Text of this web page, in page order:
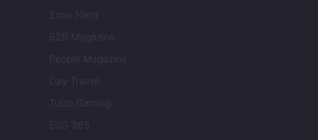
Zona Nerd
B2B Magazine
People Magazine
Day Travel
Tutto Gaming
ESG 365